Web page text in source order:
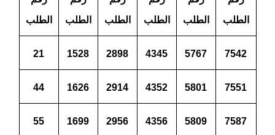
الطلب
الطلب
الطلب
الطلب
الطلب
الطلب
7542
5767
4345
2898
1528
21
7551
5801
4352
2914
1626
44
7587
5809
4356
2956
1699
55